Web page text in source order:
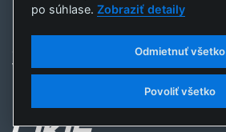
© OKTE, a.s. Všetky práva vyhradené
Vytvorilasféra, a.s.
po súhlase.Zobraziť detaily
Odmietnuť všetko
Povoliť všetko